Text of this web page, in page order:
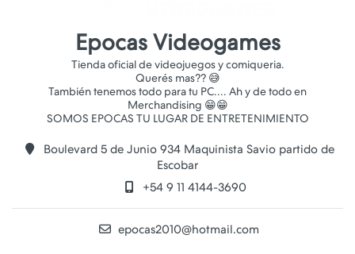
Epocas Videogames
Tienda oficial de videojuegos y comiqueria.
Querés mas?? 😅
También tenemos todo para tu PC.... Ah y de todo en
Merchandising 😁😁
Boulevard 5 de Junio 934 Maquinista Savio partido de
Escobar
+54 9 11 4144-3690
epocas2010@hotmail.com